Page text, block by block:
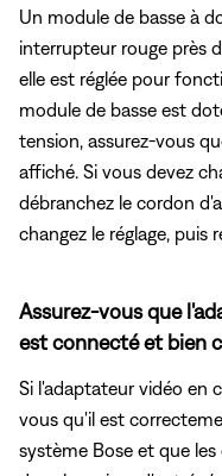
Un module de basse à
interrupteur rouge près
elle est réglée pour
module de basse est
tension, assurez-vous
affiché. Si vous devez
débranchez le cordon
changez le réglage, puis
Assurez-vous que
est connecté et bien
Si l'adaptateur vidéo en
vous qu'il est
système Bose et que